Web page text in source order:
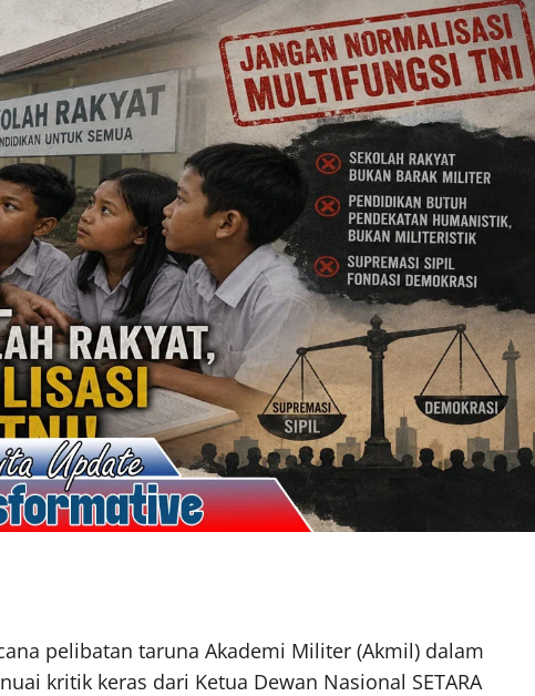
pelibatan taruna Akademi Militer (Akmil) dalam
kritik keras dari Ketua Dewan Nasional SETARA